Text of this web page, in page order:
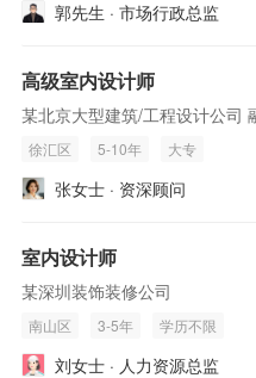
郭先生 · 市场行政总监
高级室内设计师
某北京大型建筑/工程设计公司
徐汇区 5-10年 大专
张女士 · 资深顾问
室内设计师
某深圳装饰装修公司
南山区 3-5年 学历不限
刘女士 · 人力资源总监